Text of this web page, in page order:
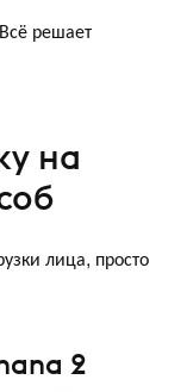
решает
на
лица, просто
2